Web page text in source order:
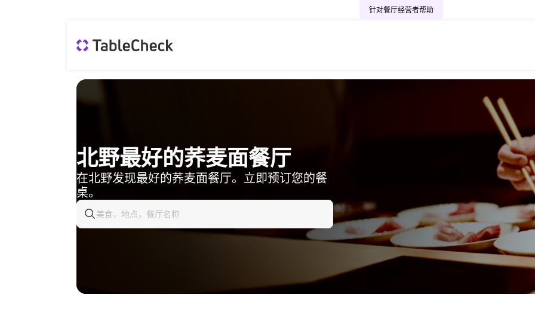
针对餐厅经营者帮助
北野最好的荞麦面餐厅
在北野发现最好的荞麦面餐厅。立即预订您的餐
桌。